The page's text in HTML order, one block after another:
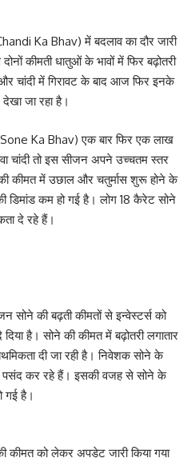
Ka Bhav) में बदलाव का दौर जारी
कीमती धातुओं के भावों में फिर बढ़ोतरी
चांदी में गिरावट के बाद आज फिर इनके
जा रहा है।
Ka Bhav) एक बार फिर एक लाख
चांदी तो इस सीजन अपने उच्चतम स्तर
कीमत में उछाल और चतुर्मास शुरू होने के
डिमांड कम हो गई है। लोग 18 कैरेट सोने
दे रहे हैं।
सोने की बढ़ती कीमतों से इन्वेस्टर्स को
है। सोने की कीमत में बढ़ोतरी लगातार
दी जा रही है। निवेशक सोने के
पसंद कर रहे हैं। इसकी वजह से सोने के
गई है।
कीमत को लेकर अपडेट जारी किया गया